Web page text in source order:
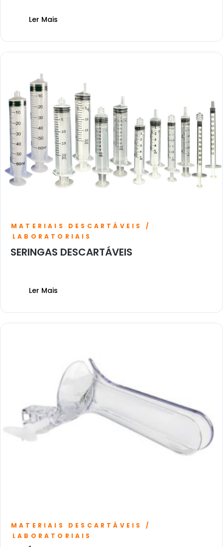
Ler Mais
MATERIAIS DESCARTÁVEIS /
LABORATORIAIS
SERINGAS DESCARTÁVEIS
Ler Mais
MATERIAIS DESCARTÁVEIS /
LABORATORIAIS